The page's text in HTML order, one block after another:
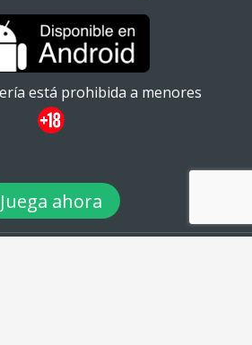
está prohibida a menores
Juega ahora